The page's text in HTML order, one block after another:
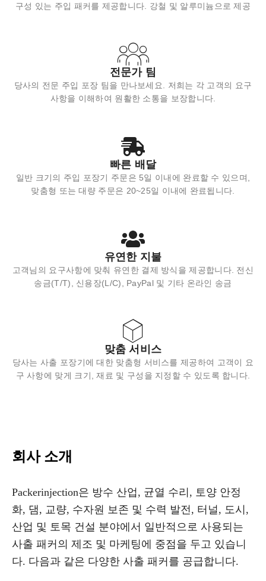
구성 있는 주입 패커를 제공합니다. 강철 및 알루미늄으로 제공
전문가 팀
당사의 전문 주입 포장 팀을 만나보세요. 저희는 각 고객의 요구
사항을 이해하여 원활한 소통을 보장합니다.
빠른 배달
일반 크기의 주입 포장기 주문은 5일 이내에 완료할 수 있으며,
맞춤형 또는 대량 주문은 20~25일 이내에 완료됩니다.
유연한 지불
고객님의 요구사항에 맞춰 유연한 결제 방식을 제공합니다. 전신
송금(T/T), 신용장(L/C), PayPal 및 기타 온라인 송금
맞춤 서비스
당사는 사출 포장기에 대한 맞춤형 서비스를 제공하여 고객이 요
구 사항에 맞게 크기, 재료 및 구성을 지정할 수 있도록 합니다.
회사 소개
Packerinjection은 방수 산업, 균열 수리, 토양 안정
화, 댐, 교량, 수자원 보존 및 수력 발전, 터널, 도시,
산업 및 토목 건설 분야에서 일반적으로 사용되는
사출 패커의 제조 및 마케팅에 중점을 두고 있습니
다. 다음과 같은 다양한 사출 패커를 공급합니다.